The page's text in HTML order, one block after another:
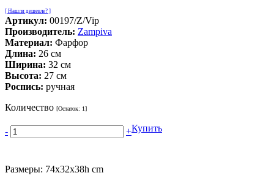
[ Нашли дешевле? ]
Артикул: 00197/Z/Vip
Производитель: Zampiva
Материал: Фарфор
Длина: 26 см
Ширина: 32 см
Высота: 27 см
Роспись: ручная
Количество [Остаток: 1]
- +Купить
Размеры: 74x32x38h cm